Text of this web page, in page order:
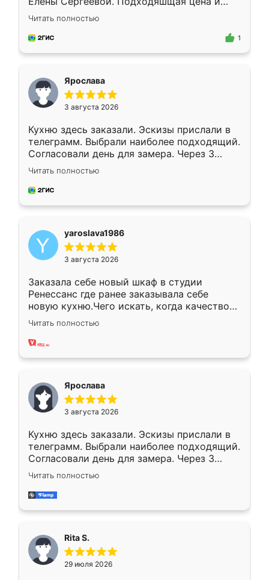
короткие сроки изготовления. Приехавший
для замера сотрудник Владислав
предложил по моему эскизу самый
Читать полностью
1
Ярослава
3 августа 2026
Кухню здесь заказали. Эскизы прислали в
телеграмм. Выбрали наиболее подходящий.
Согласовали день для замера. Через 3
недели кухня была уже готова. Остались
довольны работой. Спасибо Ренессанс
мебель за качественную работу!
Читать полностью
yaroslava1986
3 августа 2026
Заказала себе новый шкаф в студии
Ренессанс где ранее заказывала себе
новую кухню.Чего искать, когда качеством
вполне довольна. Служит кухня уже почти
два года, нареканий нет.
Читать полностью
Ярослава
3 августа 2026
Кухню здесь заказали. Эскизы прислали в
телеграмм. Выбрали наиболее подходящий.
Согласовали день для замера. Через 3
недели кухня была уже готова. Остались
довольны работой. Спасибо Ренессанс
мебель за качественную работу!
Читать полностью
Rita S.
29 июля 2026